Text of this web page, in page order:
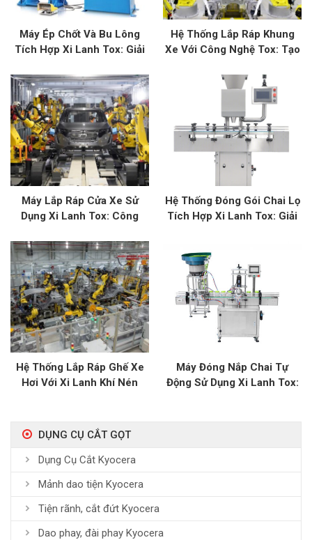
Máy Ép Chốt Và Bu Lông
Tích Hợp Xi Lanh Tox: Giải
Hệ Thống Lắp Ráp Khung
Xe Với Công Nghệ Tox: Tạo
Xe Hơi
Máy Lắp Ráp Cửa Xe Sử
Dụng Xi Lanh Tox: Công
Tô
Hệ Thống Đóng Gói Chai Lọ
Tích Hợp Xi Lanh Tox: Giải
Hệ Thống Lắp Ráp Ghế Xe
Hơi Với Xi Lanh Khí Nén
Máy Đóng Nắp Chai Tự
Động Sử Dụng Xi Lanh Tox:
DỤNG CỤ CẮT GỌT
Dụng Cụ Cắt Kyocera
Mảnh dao tiện Kyocera
Tiện rãnh, cắt đứt Kyocera
Dao phay, đài phay Kyocera